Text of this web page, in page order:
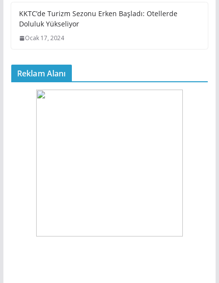
KKTC’de Turizm Sezonu Erken Başladı: Otellerde
Doluluk Yükseliyor
Ocak 17, 2024
Reklam Alanı